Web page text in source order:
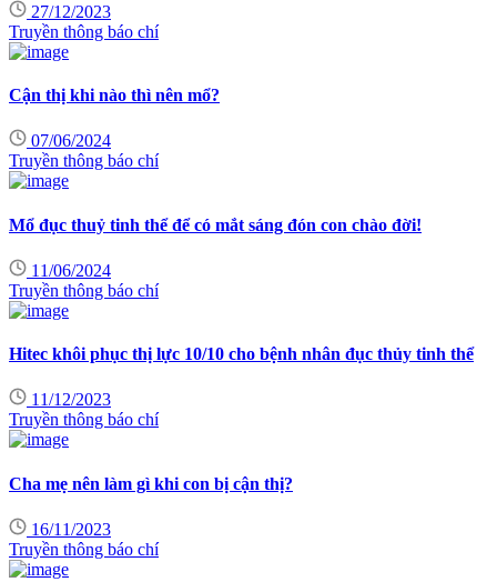
27/12/2023
Truyền thông báo chí
Cận thị khi nào thì nên mổ?
07/06/2024
Truyền thông báo chí
Mổ đục thuỷ tinh thể để có mắt sáng đón con chào đời!
11/06/2024
Truyền thông báo chí
Hitec khôi phục thị lực 10/10 cho bệnh nhân đục thủy tinh thể
11/12/2023
Truyền thông báo chí
Cha mẹ nên làm gì khi con bị cận thị?
16/11/2023
Truyền thông báo chí